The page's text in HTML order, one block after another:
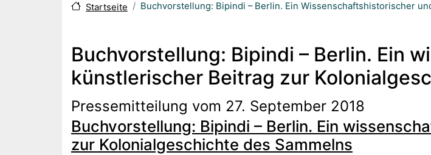
Startseite Buchvorstellung: Bipindi – Berlin. Ein Wissenschaftshistorischer
Buchvorstellung: Bipindi – Berlin. Ein
künstlerischer Beitrag zur
Pressemitteilung vom 27. September 2018
Buchvorstellung: Bipindi – Berlin. Ein
zur Kolonialgeschichte des Sammelns